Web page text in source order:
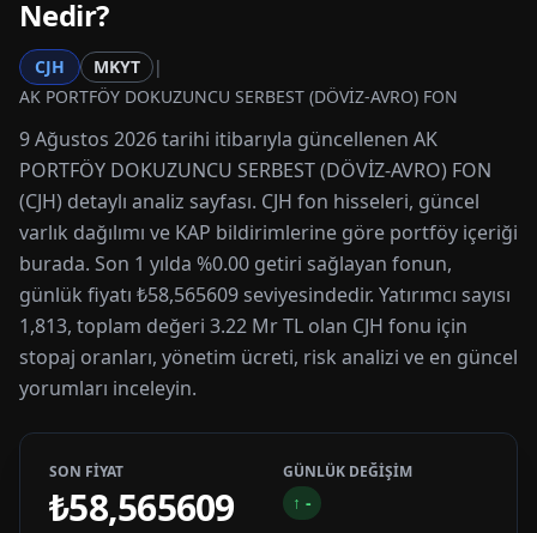
Nedir?
CJH MKYT
|
AK PORTFÖY DOKUZUNCU SERBEST (DÖVİZ-AVRO) FON
9 Ağustos 2026 tarihi itibarıyla güncellenen AK
PORTFÖY DOKUZUNCU SERBEST (DÖVİZ-AVRO) FON
(CJH) detaylı analiz sayfası. CJH fon hisseleri, güncel
varlık dağılımı ve KAP bildirimlerine göre portföy içeriği
burada. Son 1 yılda %0.00 getiri sağlayan fonun,
günlük fiyatı ₺58,565609 seviyesindedir. Yatırımcı sayısı
1,813, toplam değeri 3.22 Mr TL olan CJH fonu için
stopaj oranları, yönetim ücreti, risk analizi ve en güncel
yorumları inceleyin.
SON FİYAT
₺58,565609
GÜNLÜK DEĞİŞİM
↑ -